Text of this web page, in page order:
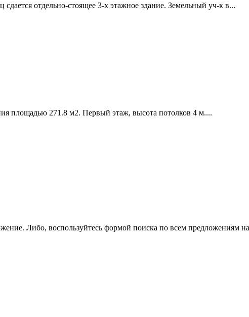
отдельно-стоящее 3-х этажное здание. Земельный уч-к в...
площадью 271.8 м2. Первый этаж,­ высота потолков 4 м....
Либо, воспользуйтесь формой поиска по всем предложениям